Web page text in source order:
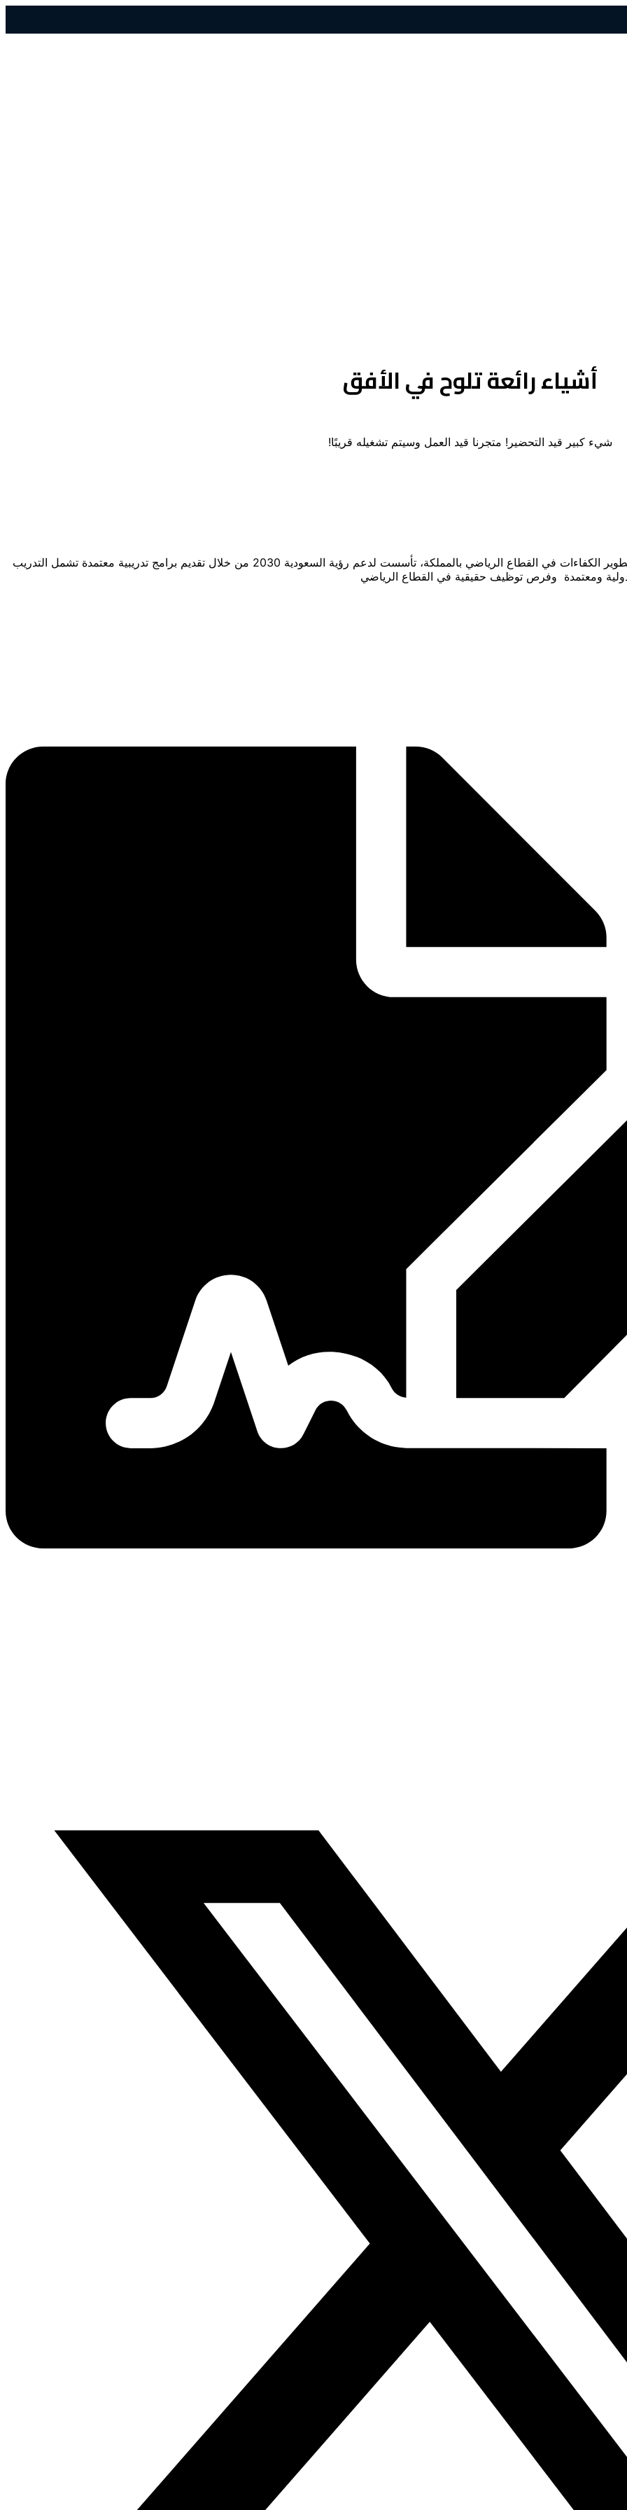
أشياء رائعة تلوح في الأفق
شيء كبير قيد التحضير! متجرنا قيد العمل وسيتم تشغيله قريبًا!
الأكاديمية السعودية للعلوم الرياضية هي جهة متخصصة في إعداد وتطوير الكفاءات في القطاع الرياضي بالمملكة، تأسست لدعم رؤية السعودية 2030 من خلال تقديم برامج تدريبية معتمدة تشمل التدريب
دولية ومعتمدة وفرص توظيف حقيقية في القطاع الرياضي